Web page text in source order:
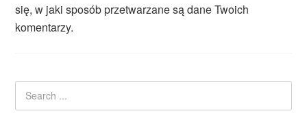
się, w jaki sposób przetwarzane są dane Twoich
komentarzy.